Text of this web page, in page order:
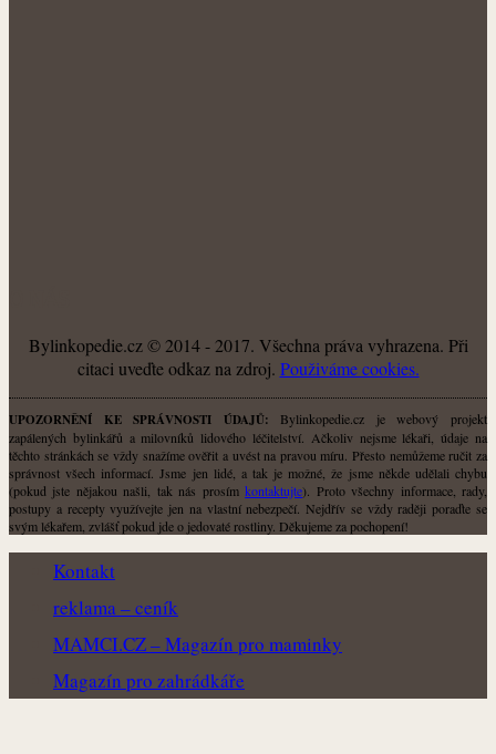
Bylinkopedie.cz © 2014 - 2017. Všechna práva vyhrazena. Při
citaci uveďte odkaz na zdroj. Použiváme cookies.
UPOZORNĚNÍ KE SPRÁVNOSTI ÚDAJŮ: Bylinkopedie.cz je webový projekt
zapálených bylinkářů a milovníků lidového léčitelství. Ačkoliv nejsme lékaři, údaje na
těchto stránkách se vždy snažíme ověřit a uvést na pravou míru. Přesto nemůžeme ručit za
správnost všech informací. Jsme jen lidé, a tak je možné, že jsme někde udělali chybu
(pokud jste nějakou našli, tak nás prosímkontaktujte). Proto všechny informace, rady,
postupy a recepty využívejte jen na vlastní nebezpečí. Nejdřív se vždy raději poraďte se
svým lékařem, zvlášť pokud jde o jedovaté rostliny. Děkujeme za pochopení!
Kontakt
reklama – ceník
MAMCI.CZ – Magazín pro maminky
Magazín pro zahrádkáře